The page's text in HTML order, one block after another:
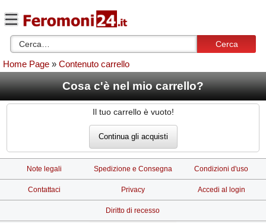
Cerca
Home Page » Contenuto carrello
Cosa c'è nel mio carrello?
Il tuo carrello è vuoto!
Note legali Spedizione e Consegna Condizioni d'uso
Contattaci Privacy Accedi al login
Diritto di recesso